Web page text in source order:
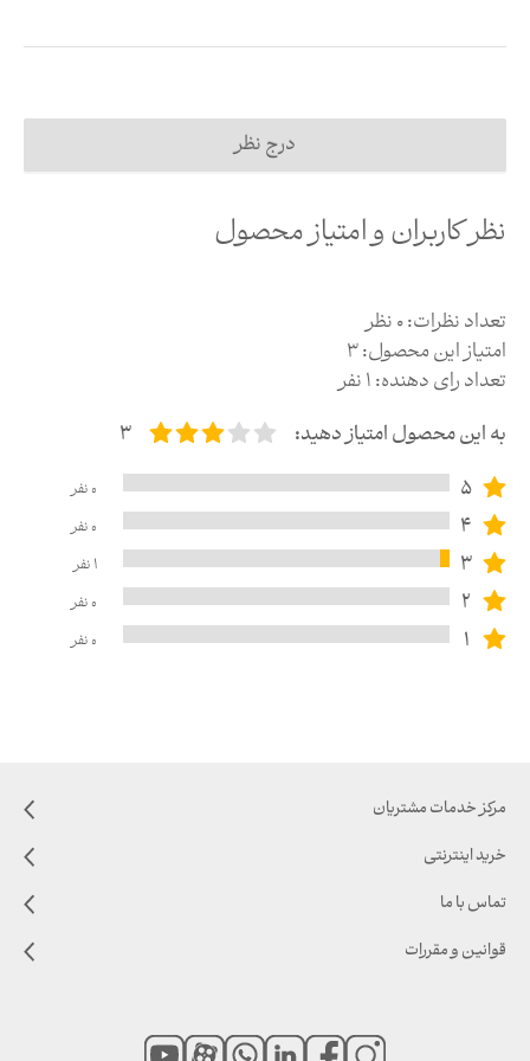
نظر کاربران و امتیاز محصول
درج نظر
تعداد نظرات:0نظر
امتیاز این محصول:3
تعداد رای دهنده:1نفر
به این محصول امتیاز دهید:
3
5
0نفر
4
0نفر
3
1نفر
2
0نفر
1
0نفر
مرکز خدمات مشتریان
خرید اینترنتی
تماس با ما
قوانین و مقررات